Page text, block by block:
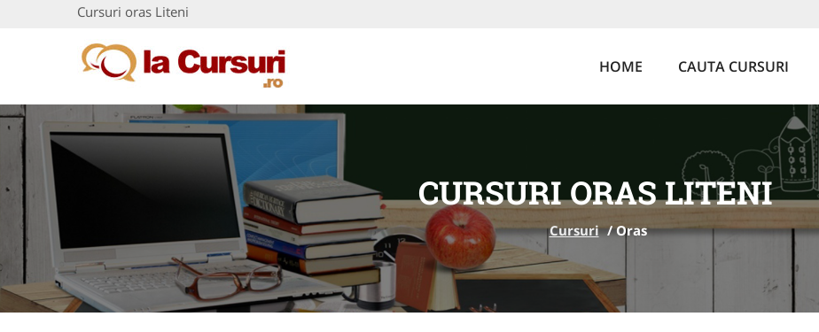
Cursuri oras Liteni
HOME CAUTA CURSURI
CURSURI ORAS LITENI
Cursuri /Oras